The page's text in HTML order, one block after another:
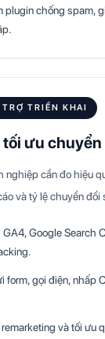
plugin chống spam,
TRIỂN KHAI
ưu chuyển
nghiệp cần đo hiệu
và tỷ lệ chuyển đổi
Google Search
form, gọi điện, nhấp
và tối ưu